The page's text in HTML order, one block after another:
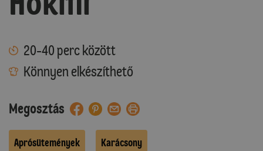
20-40 perc között
Könnyen elkészíthető
Megosztás
Aprósütemények Karácsony